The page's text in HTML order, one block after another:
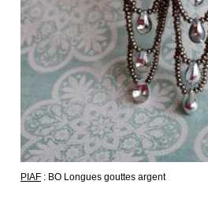
PIAF : BO Longues gouttes argent